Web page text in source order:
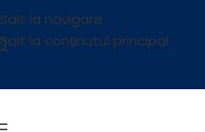
Salt la navigare
Salt la conținutul principal